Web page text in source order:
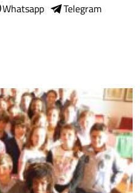
Whatsapp
Telegram